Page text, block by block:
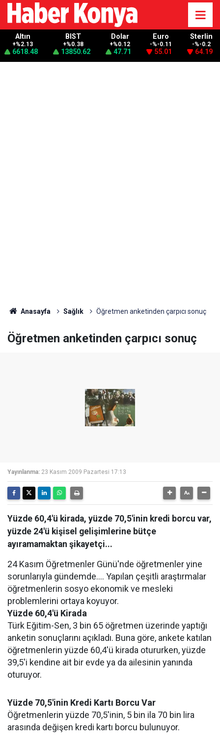
Altın
+%2.13
6618.48
BIST
+%0.38
13850.62
Dolar
+%0.12
47.71
Euro
-%-0.11
55.01
Sterlin
-%-0.2
64.19
Anasayfa Sağlık Öğretmen anketinden çarpıcı sonuç
Öğretmen anketinden çarpıcı sonuç
Yayınlanma: 23 Kasım 2009 Pazartesi 17:13
Yüzde 60,4'ü kirada, yüzde 70,5'inin kredi borcu var,
yüzde 24'ü kişisel gelişimlerine bütçe
ayıramamaktan şikayetçi...
24 Kasım Öğretmenler Günü'nde öğretmenler yine
sorunlarıyla gündemde.... Yapılan çeşitli araştırmalar
öğretmenlerin sosyo ekonomik ve mesleki
problemlerini ortaya koyuyor.
Yüzde 60,4'ü Kirada
Türk Eğitim-Sen, 3 bin 65 öğretmen üzerinde yaptığı
anketin sonuçlarını açıkladı. Buna göre, ankete katılan
öğretmenlerin yüzde 60,4'ü kirada otururken, yüzde
39,5'i kendine ait bir evde ya da ailesinin yanında
oturuyor.
Yüzde 70,5'inin Kredi Kartı Borcu Var
Öğretmenlerin yüzde 70,5'inin, 5 bin ila 70 bin lira
arasında değişen kredi kartı borcu bulunuyor.